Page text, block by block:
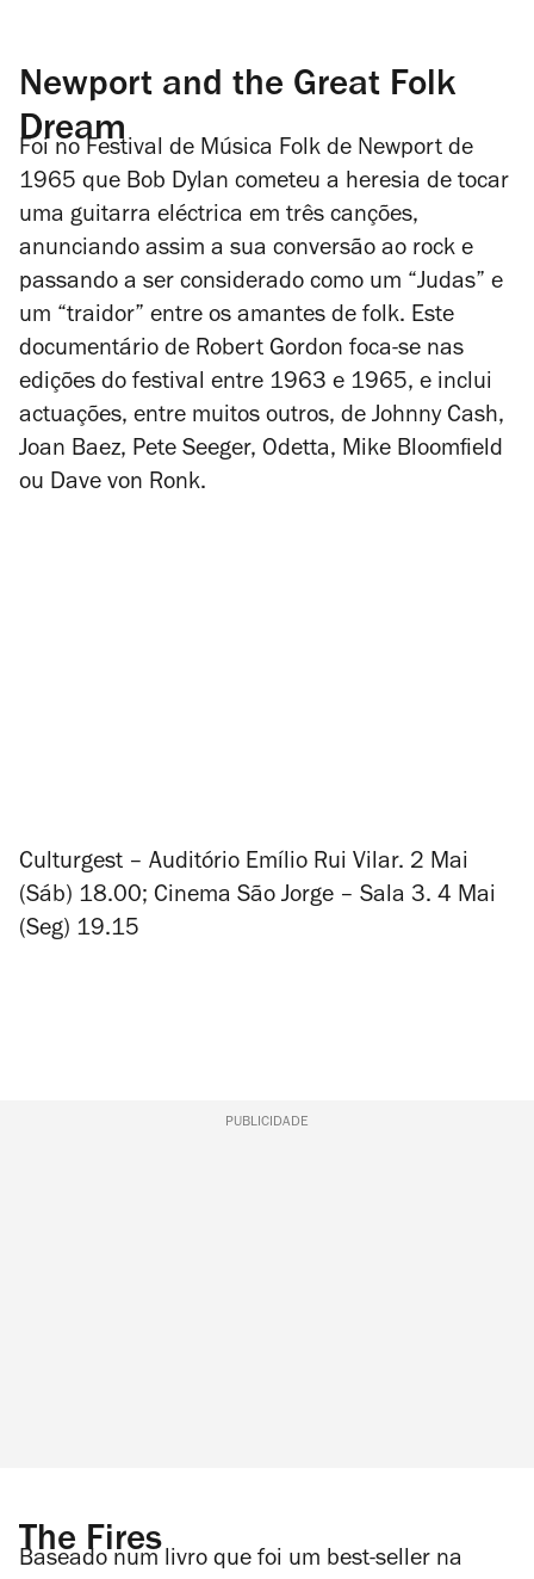
Newport and the Great Folk
Dream
Foi no Festival de Música Folk de Newport de
1965 que Bob Dylan cometeu a heresia de tocar
uma guitarra eléctrica em três canções,
anunciando assim a sua conversão ao rock e
passando a ser considerado como um “Judas” e
um “traidor” entre os amantes de folk. Este
documentário de Robert Gordon foca-se nas
edições do festival entre 1963 e 1965, e inclui
actuações, entre muitos outros, de Johnny Cash,
Joan Baez, Pete Seeger, Odetta, Mike Bloomfield
ou Dave von Ronk.
Culturgest – Auditório Emílio Rui Vilar. 2 Mai
(Sáb) 18.00; Cinema São Jorge – Sala 3. 4 Mai
(Seg) 19.15
PUBLICIDADE
The Fires
Baseado num livro que foi um best-seller na